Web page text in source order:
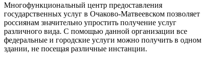
Многофункциональный центр предоставления
государственных услуг в Очаково-Матвеевском позволяет
россиянам значительно упростить получение услуг
различного вида. С помощью данной организации все
федеральные и городские услуги можно получить в одном
здании, не посещая различные инстанции.